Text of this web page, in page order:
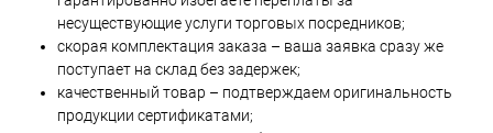
несуществующие услуги торговых посредников;
скорая комплектация заказа – ваша заявка сразу же
поступает на склад без задержек;
качественный товар – подтверждаем оригинальность
продукции сертификатами;